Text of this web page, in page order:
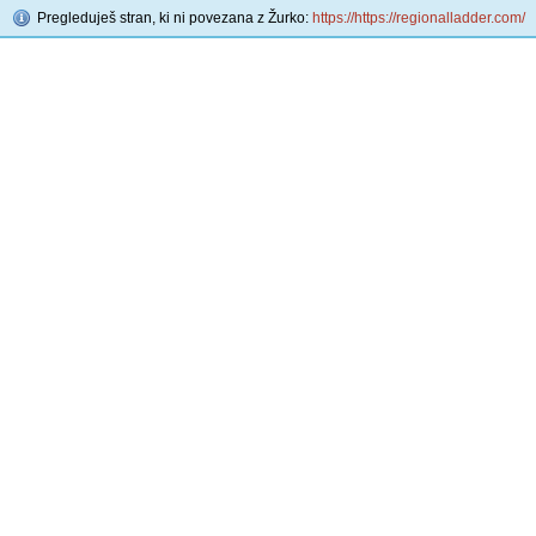
Pregleduješ stran, ki ni povezana z Žurko: https://https://regionalladder.com/